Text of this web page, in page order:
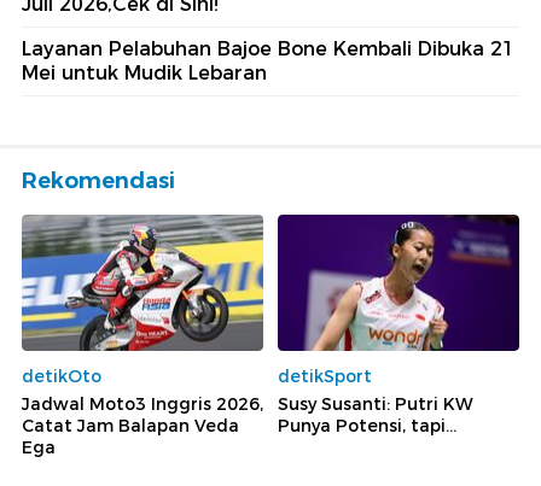
Juli 2026,Cek di Sini!
Layanan Pelabuhan Bajoe Bone Kembali Dibuka 21
Mei untuk Mudik Lebaran
Rekomendasi
detikOto
Jadwal Moto3 Inggris 2026,
Catat Jam Balapan Veda
Ega
detikSport
Susy Susanti: Putri KW
Punya Potensi, tapi...